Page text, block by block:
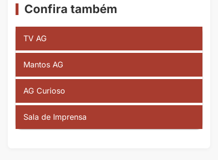
Confira também
TV AG
Mantos AG
AG Curioso
Sala de Imprensa